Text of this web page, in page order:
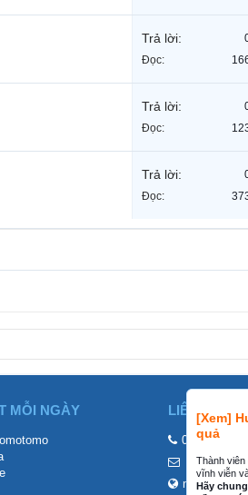
[Xem]
quả
Thành viên
vĩnh viễn
Hãy
Trả lời:
Đọc:
Trả lời:
Đọc:
Trả lời:
Đọc:
MỖI NGÀY LIÊN HỆ
0858002468
mraovat.vn